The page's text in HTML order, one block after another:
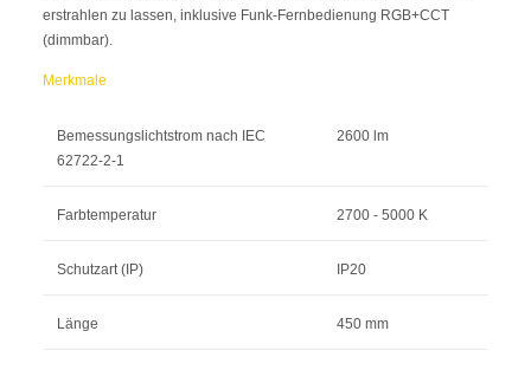
erstrahlen zu lassen, inklusive Funk-Fernbedienung RGB+CCT
(dimmbar).
Merkmale
Bemessungslichtstrom nach IEC
62722-2-1
2600 lm
Farbtemperatur 2700 - 5000 K
Schutzart (IP) IP20
Länge 450 mm